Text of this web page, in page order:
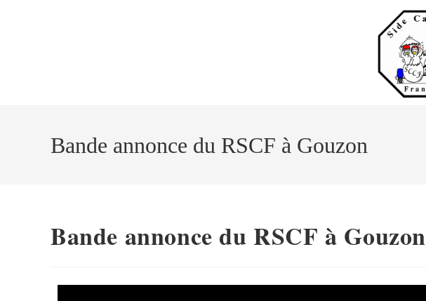
Bande annonce du RSCF à Gouzon
Bande annonce du RSCF à Gouzon